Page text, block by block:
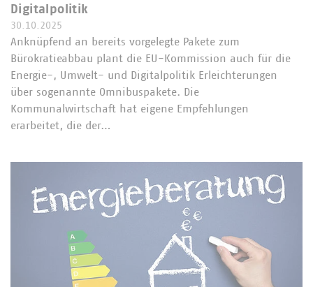
Digitalpolitik
30.10.2025
Anknüpfend an bereits vorgelegte Pakete zum
Bürokratieabbau plant die EU-Kommission auch für die
Energie-, Umwelt- und Digitalpolitik Erleichterungen
über sogenannte Omnibuspakete. Die
Kommunalwirtschaft hat eigene Empfehlungen
erarbeitet, die der…